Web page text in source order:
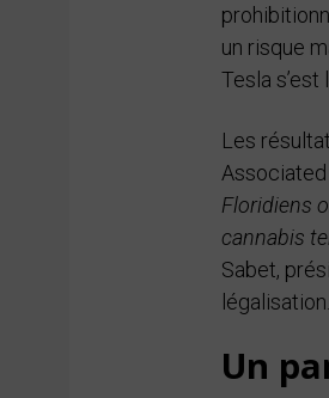
un risque
Tesla
Les
Floridiens
cannabis
Sabet,
légalisation.
Un